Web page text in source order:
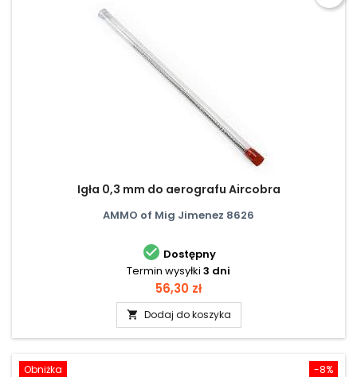
Igła 0,3 mm do aerografu Aircobra
AMMO of Mig Jimenez 8626
 Dostępny
Termin wysyłki 3 dni
Cena
56,30 zł
 Dodaj do koszyka
-8%
Obniżka